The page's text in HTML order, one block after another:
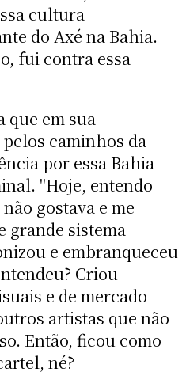
cultura
do Axé na Bahia.
fui contra essa
que em sua
caminhos da
por essa Bahia
"Hoje, entendo
gostava e me
grande sistema
e embranqueceu
Criou
e de mercado
artistas que não
Então, ficou como
né?